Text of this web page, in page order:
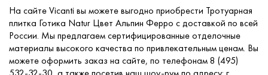
На сайте Vicanti вы можете выгодно приобрести Тротуарная
плитка Готика Natur Цвет Альпин Ферро с доставкой по всей
России. Мы предлагаем сертифицированные отделочные
материалы высокого качества по привлекательным ценам. Вы
можете оформить заказ на сайте, по телефонам 8 (495)